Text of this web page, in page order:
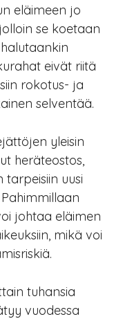
eläimeen jo
se koetaan
eivät riitä
rokotus- ja
selventää.
yleisin
heräteostos,
uusi
johtaa eläimen
mikä voi
tuhansia
vuodessa